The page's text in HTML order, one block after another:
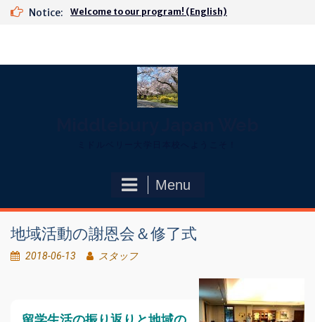
Skip
Notice: Welcome to our program! (English)
Menu
地域活動の謝恩会＆修了式
2018-06-13 スタッフ